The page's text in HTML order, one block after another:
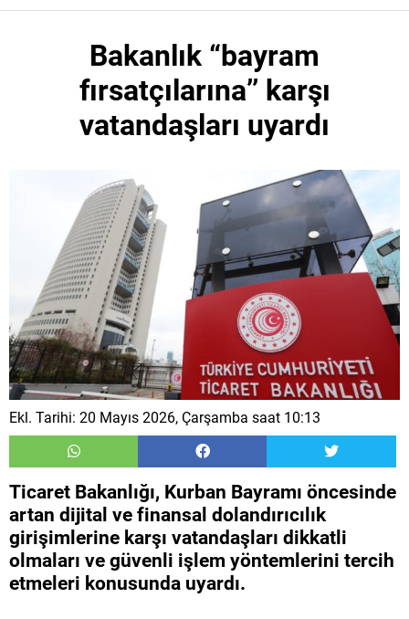
Bakanlık “bayram
fırsatçılarına’’ karşı
vatandaşları uyardı
Ekl. Tarihi: 20 Mayıs 2026, Çarşamba saat 10:13
Ticaret Bakanlığı, Kurban Bayramı öncesinde
artan dijital ve finansal dolandırıcılık
girişimlerine karşı vatandaşları dikkatli
olmaları ve güvenli işlem yöntemlerini tercih
etmeleri konusunda uyardı.